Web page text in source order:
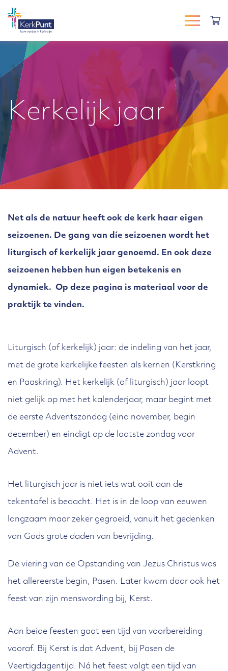
Kerkelijk jaar
Net als de natuur heeft ook de kerk haar eigen
seizoenen. De gang van díe seizoenen wordt het
liturgisch of kerkelijk jaar genoemd. En ook deze
seizoenen hebben hun eigen betekenis en
dynamiek. Op deze pagina is materiaal voor de
praktijk te vinden.
Liturgisch (of kerkelijk) jaar: de indeling van het jaar,
met de grote kerkelijke feesten als kernen (Kerstkring
en Paaskring). Het kerkelijk (of liturgisch) jaar loopt
niet gelijk op met het kalenderjaar, maar begint met
de eerste Adventszondag (eind november, begin
december) en eindigt op de laatste zondag voor
Advent.
Het liturgisch jaar is niet iets wat ooit aan de
tekentafel is bedacht. Het is in de loop van eeuwen
langzaam maar zeker gegroeid, vanuit het gedenken
van Gods grote daden van bevrijding.
De viering van de Opstanding van Jezus Christus was
het allereerste begin, Pasen. Later kwam daar ook het
feest van zijn menswording bij, Kerst.
Aan beide feesten gaat een tijd van voorbereiding
vooraf. Bij Kerst is dat Advent, bij Pasen de
Veertigdagentijd. Ná het feest volgt een tijd van